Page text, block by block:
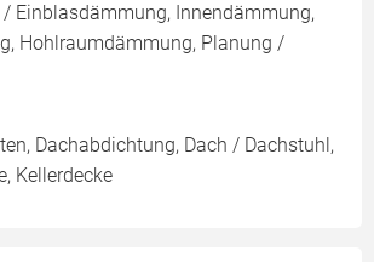
/ Einblasdämmung, Innendämmung,
Hohlraumdämmung, Planung /
Dachabdichtung, Dach / Dachstuhl,
Kellerdecke